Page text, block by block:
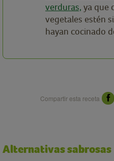
verduras, ya que
vegetales estén
hayan cocinado
Compartir esta receta
Alternativas sabrosas